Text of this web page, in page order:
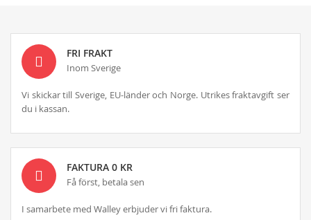
FRI FRAKT
Inom Sverige
Vi skickar till Sverige, EU-länder och Norge. Utrikes fraktavgift ser
du i kassan.
FAKTURA 0 KR
Få först, betala sen
I samarbete med Walley erbjuder vi fri faktura.